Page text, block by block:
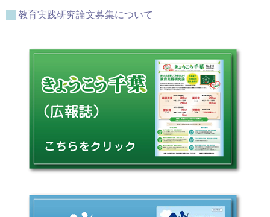
教育実践研究論文募集について